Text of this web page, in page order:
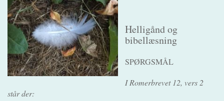
Helligånd og
bibellæsning
SPØRGSMÅL
I Romerbrevet 12, vers 2
står der: